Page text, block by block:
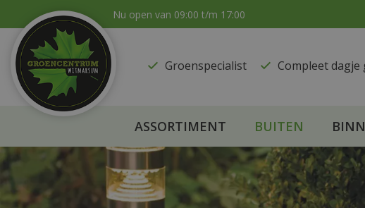
naar
content
Nu open van 09:00 t/m 17:00
Groenspecialist ​Compleet
ASSORTIMENT BUITEN